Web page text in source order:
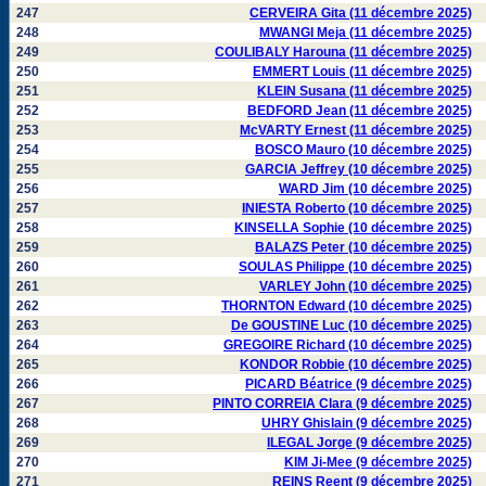
247
CERVEIRA Gita (11 décembre 2025)
248
MWANGI Meja (11 décembre 2025)
249
COULIBALY Harouna (11 décembre 2025)
250
EMMERT Louis (11 décembre 2025)
251
KLEIN Susana (11 décembre 2025)
252
BEDFORD Jean (11 décembre 2025)
253
McVARTY Ernest (11 décembre 2025)
254
BOSCO Mauro (10 décembre 2025)
255
GARCIA Jeffrey (10 décembre 2025)
256
WARD Jim (10 décembre 2025)
257
INIESTA Roberto (10 décembre 2025)
258
KINSELLA Sophie (10 décembre 2025)
259
BALAZS Peter (10 décembre 2025)
260
SOULAS Philippe (10 décembre 2025)
261
VARLEY John (10 décembre 2025)
262
THORNTON Edward (10 décembre 2025)
263
De GOUSTINE Luc (10 décembre 2025)
264
GREGOIRE Richard (10 décembre 2025)
265
KONDOR Robbie (10 décembre 2025)
266
PICARD Béatrice (9 décembre 2025)
267
PINTO CORREIA Clara (9 décembre 2025)
268
UHRY Ghislain (9 décembre 2025)
269
ILEGAL Jorge (9 décembre 2025)
270
KIM Ji-Mee (9 décembre 2025)
271
REINS Reent (9 décembre 2025)